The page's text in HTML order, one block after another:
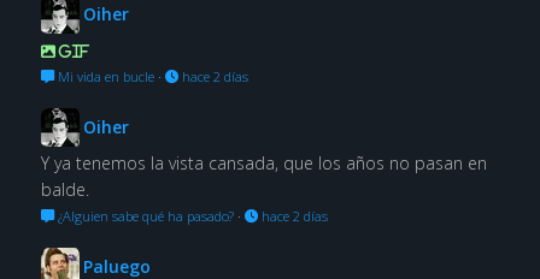
Oiher
GIF
Mi vida en bucle· hace 2 días
Oiher
Y ya tenemos la vista cansada, que los años no pasan en
balde.
¿Alguien sabe qué ha pasado?· hace 2 días
Paluego